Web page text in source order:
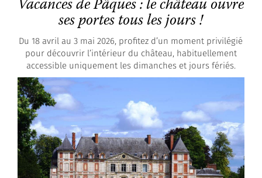
Vacances de Pâques : le château ouvre
ses portes tous les jours !
Du 18 avril au 3 mai 2026, profitez d’un moment privilégié
pour découvrir l’intérieur du château, habituellement
accessible uniquement les dimanches et jours fériés.